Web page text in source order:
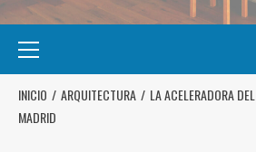
INICIO ARQUITECTURA
LA ACELERADORA
MADRID